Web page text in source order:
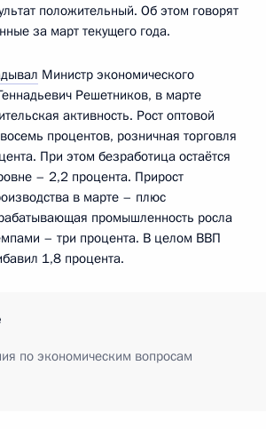
положительный. Об этом говорят
за март текущего года.
Министр экономического
Решетников, в марте
активность. Рост оптовой
процентов, розничная торговля
При этом безработица остаётся
– 2,2 процента. Прирост
в марте – плюс
промышленность росла
– три процента. В целом ВВП
1,8 процента.
по экономическим вопросам